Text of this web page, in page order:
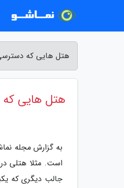
هتل هایی که
هتل هایی که
به گزارش مجله
است. مثلا هتلی
جالب دیگری که